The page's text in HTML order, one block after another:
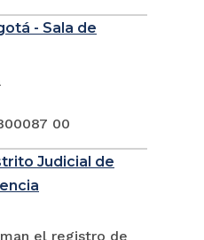
- Sala de
00
Judicial de
el registro de